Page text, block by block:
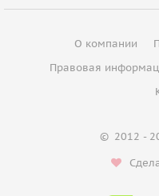
О компании
Правовая
© 2012 -